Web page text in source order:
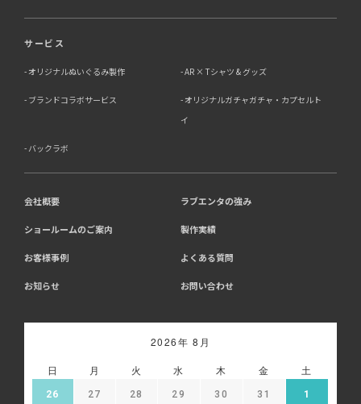
サービス
オリジナルぬいぐるみ製作 AR × Tシャツ & グッズ
ブランドコラボサービス
オリジナルガチャガチャ・カプセルト
イ
バックラボ
会社概要 ラブエンタの強み
ショールームのご案内 製作実績
お客様事例 よくある質問
お知らせ お問い合わせ
2026年 8月
日 月 火 水 木 金 土
26 27 28 29 30 31 1